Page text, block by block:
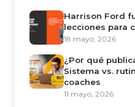
Harrison Ford
lecciones para
18 mayo, 2026
¿Por qué
Sistema vs.
coaches
11 mayo, 2026